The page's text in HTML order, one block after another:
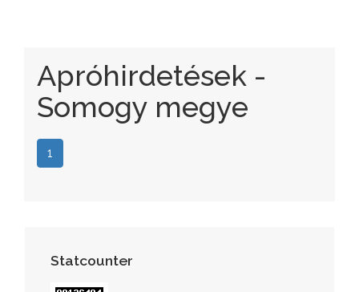
Apróhirdetések -
Somogy megye
1
Statcounter